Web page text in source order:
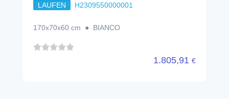
LAUFEN H2309550000001
170x70x60 cm ● BIANCO
1.805,91 €